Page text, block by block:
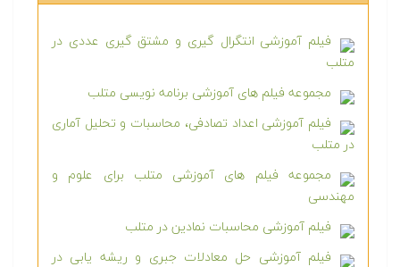
فیلم آموزشی انتگرال گیری و مشتق گیری عددی در
متلب
مجموعه فیلم های آموزشی برنامه نویسی متلب
فیلم آموزشی اعداد تصادفی، محاسبات و تحلیل آماری
در متلب
مجموعه فیلم های آموزشی متلب برای علوم و
مهندسی
فیلم آموزشی محاسبات نمادین در متلب
فیلم آموزشی حل معادلات جبری و ریشه یابی در